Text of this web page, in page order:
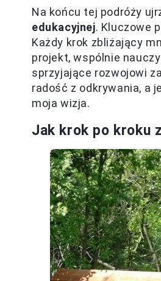
Na końcu tej podróży
edukacyjnej. Kluczowe
Każdy krok zbliżający
projekt, wspólnie
sprzyjające rozwojowi
radość z odkrywania, a
moja wizja.
Jak krok po kroku